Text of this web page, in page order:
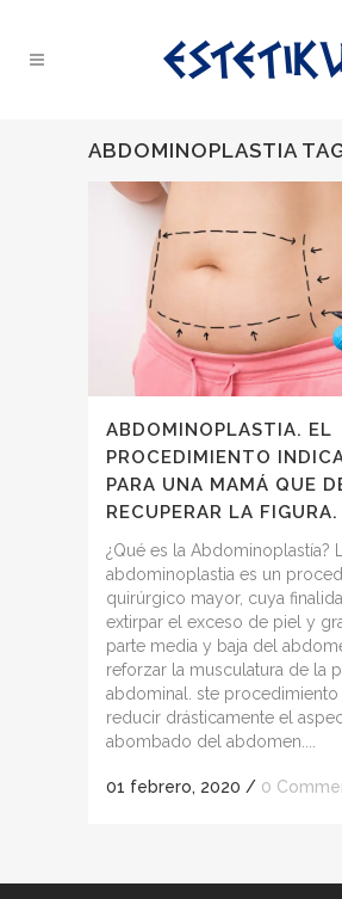
ABDOMINOPLASTIA
ABDOMINOPLASTIA. EL
PROCEDIMIENTO
PARA UNA MAMÁ QUE
RECUPERAR LA FIGURA.
¿Qué es la Abdominoplastía?
abdominoplastia es un
quirúrgico mayor, cuya
extirpar el exceso de piel y
parte media y baja del
reforzar la musculatura de la
abdominal. ste
reducir drásticamente el
abombado del abdomen....
01 febrero, 2020 / 0